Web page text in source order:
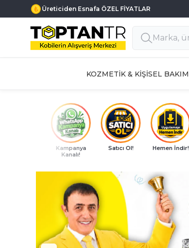
Haftanın 7 Günü MÜŞTERİ DESTEK
KOZMETİK & KİŞİSEL BAKIM
Kampanya
Kanalı!
Satıcı Ol! Hemen İndir!